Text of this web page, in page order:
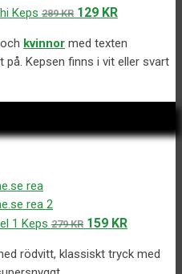
Keps 289KR Det
priset
var:
129 KRDet
priset
är:
och kvinnor med texten
på. Kepsen finns i vit eller svart
1 Keps 279KR Det
priset
159 KRDet
priset
rödvitt, klassiskt tryck med